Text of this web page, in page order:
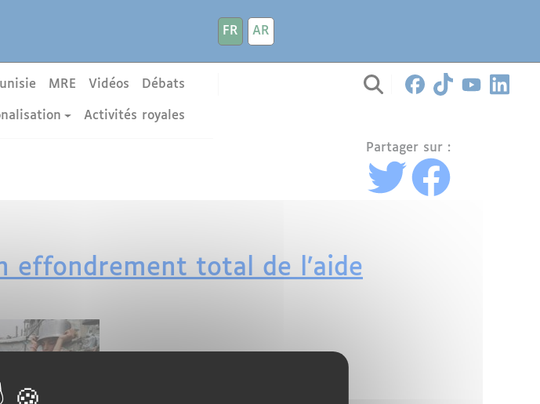
FR
AR
MRE Vidéos Débats
Activités royales
Partager sur :
effondrement total de l’aide